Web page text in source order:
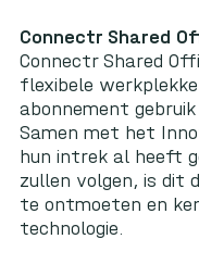
Connectr Shared
Connectr Shared
flexibele
abonnement
Samen met het
hun intrek al heeft
zullen volgen, is dit
te ontmoeten en
technologie.